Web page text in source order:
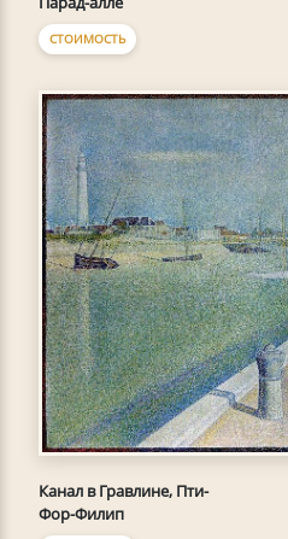
СТОИМОСТЬ
Канал в Гравлине, Пти-
Фор-Филип